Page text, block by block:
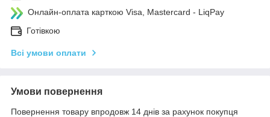
Онлайн-оплата карткою Visa, Mastercard - LiqPay
Готівкою
Всі умови оплати
Умови повернення
Повернення товару впродовж 14 днів за рахунок покупця